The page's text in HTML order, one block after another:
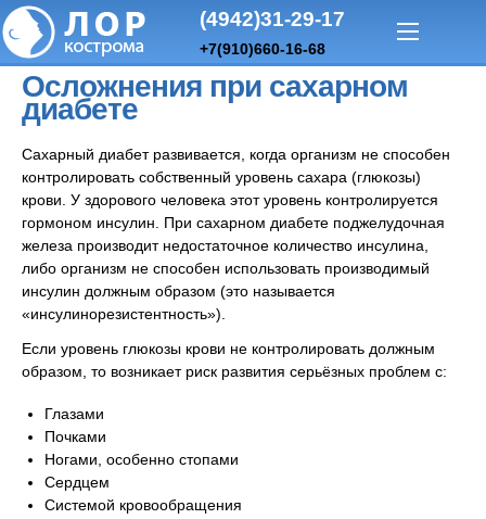
Осложнения при сахарном
диабете
Сахарный диабет развивается, когда организм не способен
контролировать собственный уровень сахара (глюкозы)
крови. У здорового человека этот уровень контролируется
гормоном инсулин. При сахарном диабете поджелудочная
железа производит недостаточное количество инсулина,
либо организм не способен использовать производимый
инсулин должным образом (это называется
«инсулинорезистентность»).
Если уровень глюкозы крови не контролировать должным
образом, то возникает риск развития серьёзных проблем с:
Глазами
Почками
Ногами, особенно стопами
Сердцем
Системой кровообращения
(4942)31-29-17
+7(910)660-16-68